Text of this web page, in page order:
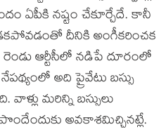
ఏపీకి న‌ష్టం చేకూర్చేదే. కానీ
దీనికి అంగీక‌రించ‌క
రెండు ఆర్టీసీలో న‌డిపే దూరంలో
అది ప్రైవేటు బ‌స్సు
మ‌రిన్ని బ‌స్సులు
అవ‌కాశ‌మిచ్చిన‌ట్లే.